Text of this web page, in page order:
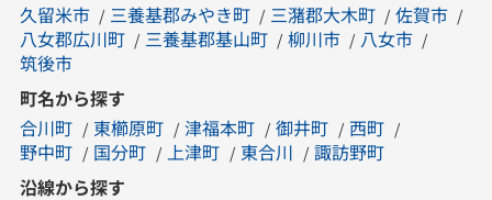
久留米市
三養基郡みやき町 三潴郡大木町
佐賀市
八女郡広川町
三養基郡基山町 柳川市
八女市
筑後市
町名から探す
合川町
東櫛原町 津福本町 御井町
西町
野中町
国分町 上津町 東合川
諏訪野町
沿線から探す